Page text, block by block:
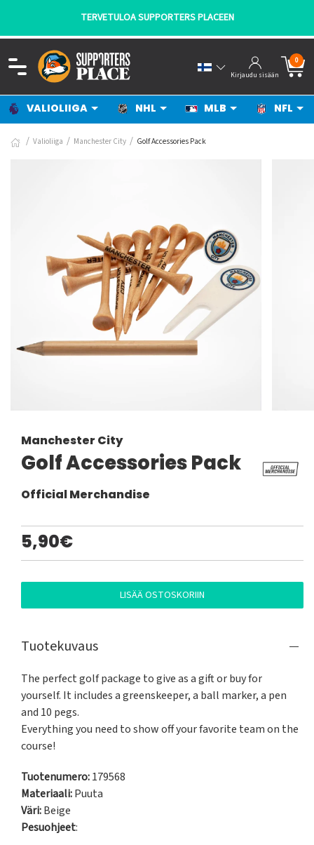
TERVETULOA SUPPORTERS PLACEEN
Kirjaudu sisään
0
VALIOLIIGA NHL MLB NFL
Valioliiga Manchester City Golf Accessories Pack
Manchester City
Golf Accessories Pack
Official Merchandise
5,90€
LISÄÄ OSTOSKORIIN
Tuotekuvaus
The perfect golf package to give as a gift or buy for
yourself. It includes a greenskeeper, a ball marker, a pen
and 10 pegs.
Everything you need to show off your favorite team on the
course!
Tuotenumero:179568
Materiaali:Puuta
Väri:Beige
Pesuohjeet: